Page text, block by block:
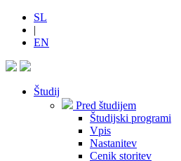
SL
|
EN
Študij
Pred študijem
Študijski programi
Vpis
Nastanitev
Cenik storitev